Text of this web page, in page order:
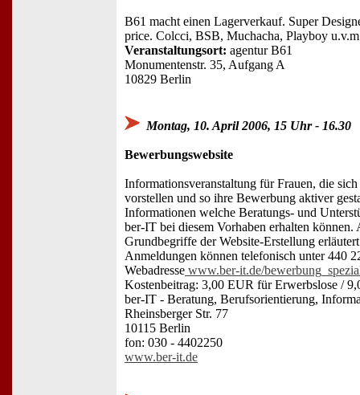
B61 macht einen Lagerverkauf. Super
price. Colcci, BSB, Muchacha, Playboy
Veranstaltungsort: agentur B61
Monumentenstr. 35, Aufgang A
10829 Berlin
Montag, 10. April 2006, 15 Uhr - 16.30
Bewerbungswebsite
Informationsveranstaltung für Frauen, die
vorstellen und so ihre Bewerbung aktiver
Informationen welche Beratungs- und
ber-IT bei diesem Vorhaben erhalten können.
Grundbegriffe der Website-Erstellung
Anmeldungen können telefonisch unter 440
Webadresse www.ber-it.de/
Kostenbeitrag: 3,00 EUR für Erwerbslose /
ber-IT - Beratung, Berufsorientierung,
Rheinsberger Str. 77
10115 Berlin
fon: 030 - 4402250
www.ber-it.de